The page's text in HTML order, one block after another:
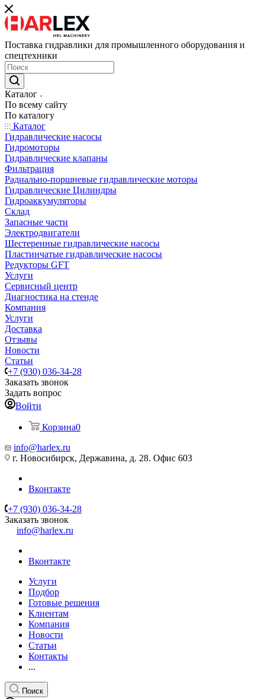
Поставка гидравлики для промышленного оборудования и
спецтехники
Каталог
По всему сайту
По каталогу
Каталог
Гидравлические насосы
Гидромоторы
Гидравлические клапаны
Фильтрация
Радиально-поршневые гидравлические моторы
Гидравлические Цилиндры
Гидроаккумуляторы
Склад
Запасные части
Электродвигатели
Шестеренные гидравлические насосы
Пластинчатые гидравлические насосы
Редукторы GFT
Услуги
Сервисный центр
Диагностика на стенде
Компания
Услуги
Доставка
Отзывы
Новости
Статьи
+7 (930) 036-34-28
Заказать звонок
Задать вопрос
Войти
Корзина0
info@harlex.ru
г. Новосибирск, Державина, д. 28. Офис 603
Вконтакте
+7 (930) 036-34-28
Заказать звонок
info@harlex.ru
Вконтакте
Услуги
Подбор
Готовые решения
Клиентам
Компания
Новости
Статьи
Контакты
...
Поиск